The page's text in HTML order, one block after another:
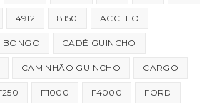
4912 8150 ACCELO
BONGO CADÊ GUINCHO
CAMINHÃO GUINCHO CARGO
F1000 F4000 FORD